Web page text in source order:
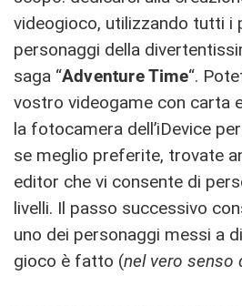
videogioco, utilizzando tutti i
personaggi della
saga “Adventure Time“.
vostro videogame con carta
la fotocamera dell’iDevice
se meglio preferite, trovate
editor che vi consente di
livelli. Il passo successivo
uno dei personaggi messi a
gioco è fatto (nel vero senso